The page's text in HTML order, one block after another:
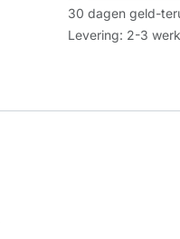
30 dagen geld-
Levering: 2-3